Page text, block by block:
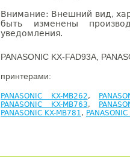
Внимание: Внешний вид,
быть изменены
уведомления.
PANASONIC KX-FAD93A,
принтерами:
PANASONIC KX-MB262,
PANASONIC KX-MB763,
PANASONIC KX-MB781,